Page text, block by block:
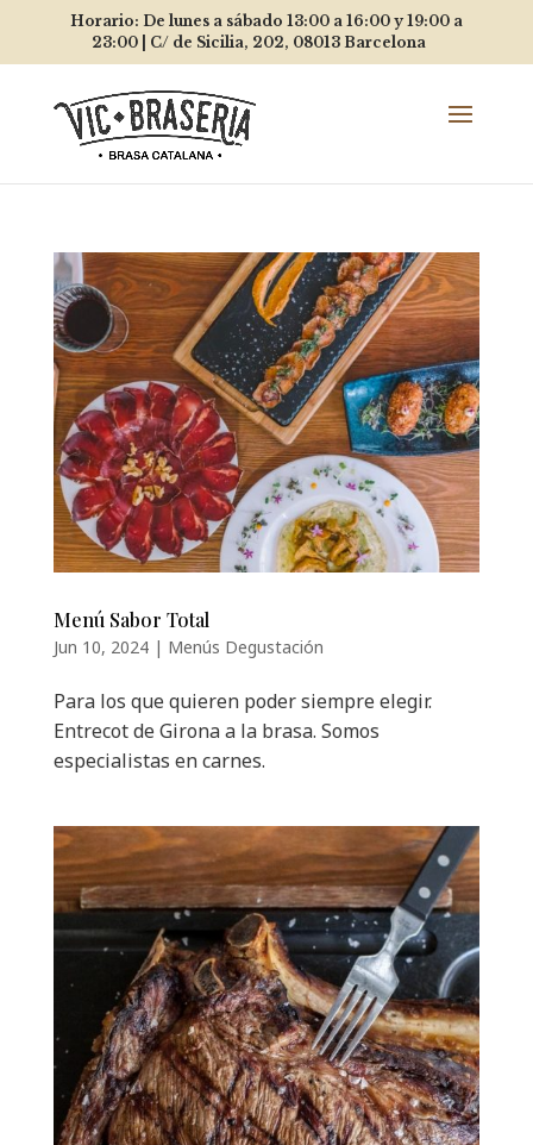
Horario: De lunes a sábado 13:00 a 16:00 y 19:00 a
23:00 | C/ de Sicilia, 202, 08013 Barcelona
Menú Sabor Total
Jun 10, 2024| Menús Degustación
Para los que quieren poder siempre elegir.
Entrecot de Girona a la brasa. Somos
especialistas en carnes.